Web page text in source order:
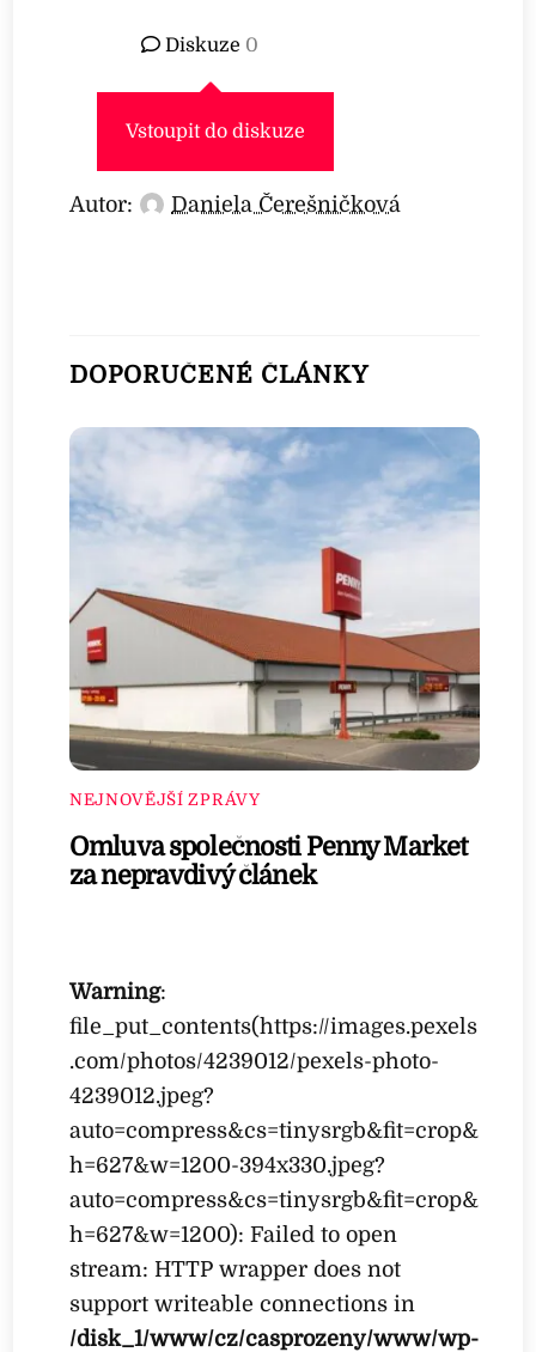
Diskuze 0
Vstoupit do diskuze
Autor: Daniela Čerešničková
DOPORUČENÉ ČLÁNKY
NEJNOVĚJŠÍ ZPRÁVY
Omluva společnosti Penny Market
za nepravdivý článek
Warning:
file_put_contents(https://images.pexels
.com/photos/4239012/pexels-photo-
4239012.jpeg?
auto=compress&cs=tinysrgb&fit=crop&
h=627&w=1200-394x330.jpeg?
auto=compress&cs=tinysrgb&fit=crop&
h=627&w=1200): Failed to open
stream: HTTP wrapper does not
support writeable connections in
/disk_1/www/cz/casprozeny/www/wp-